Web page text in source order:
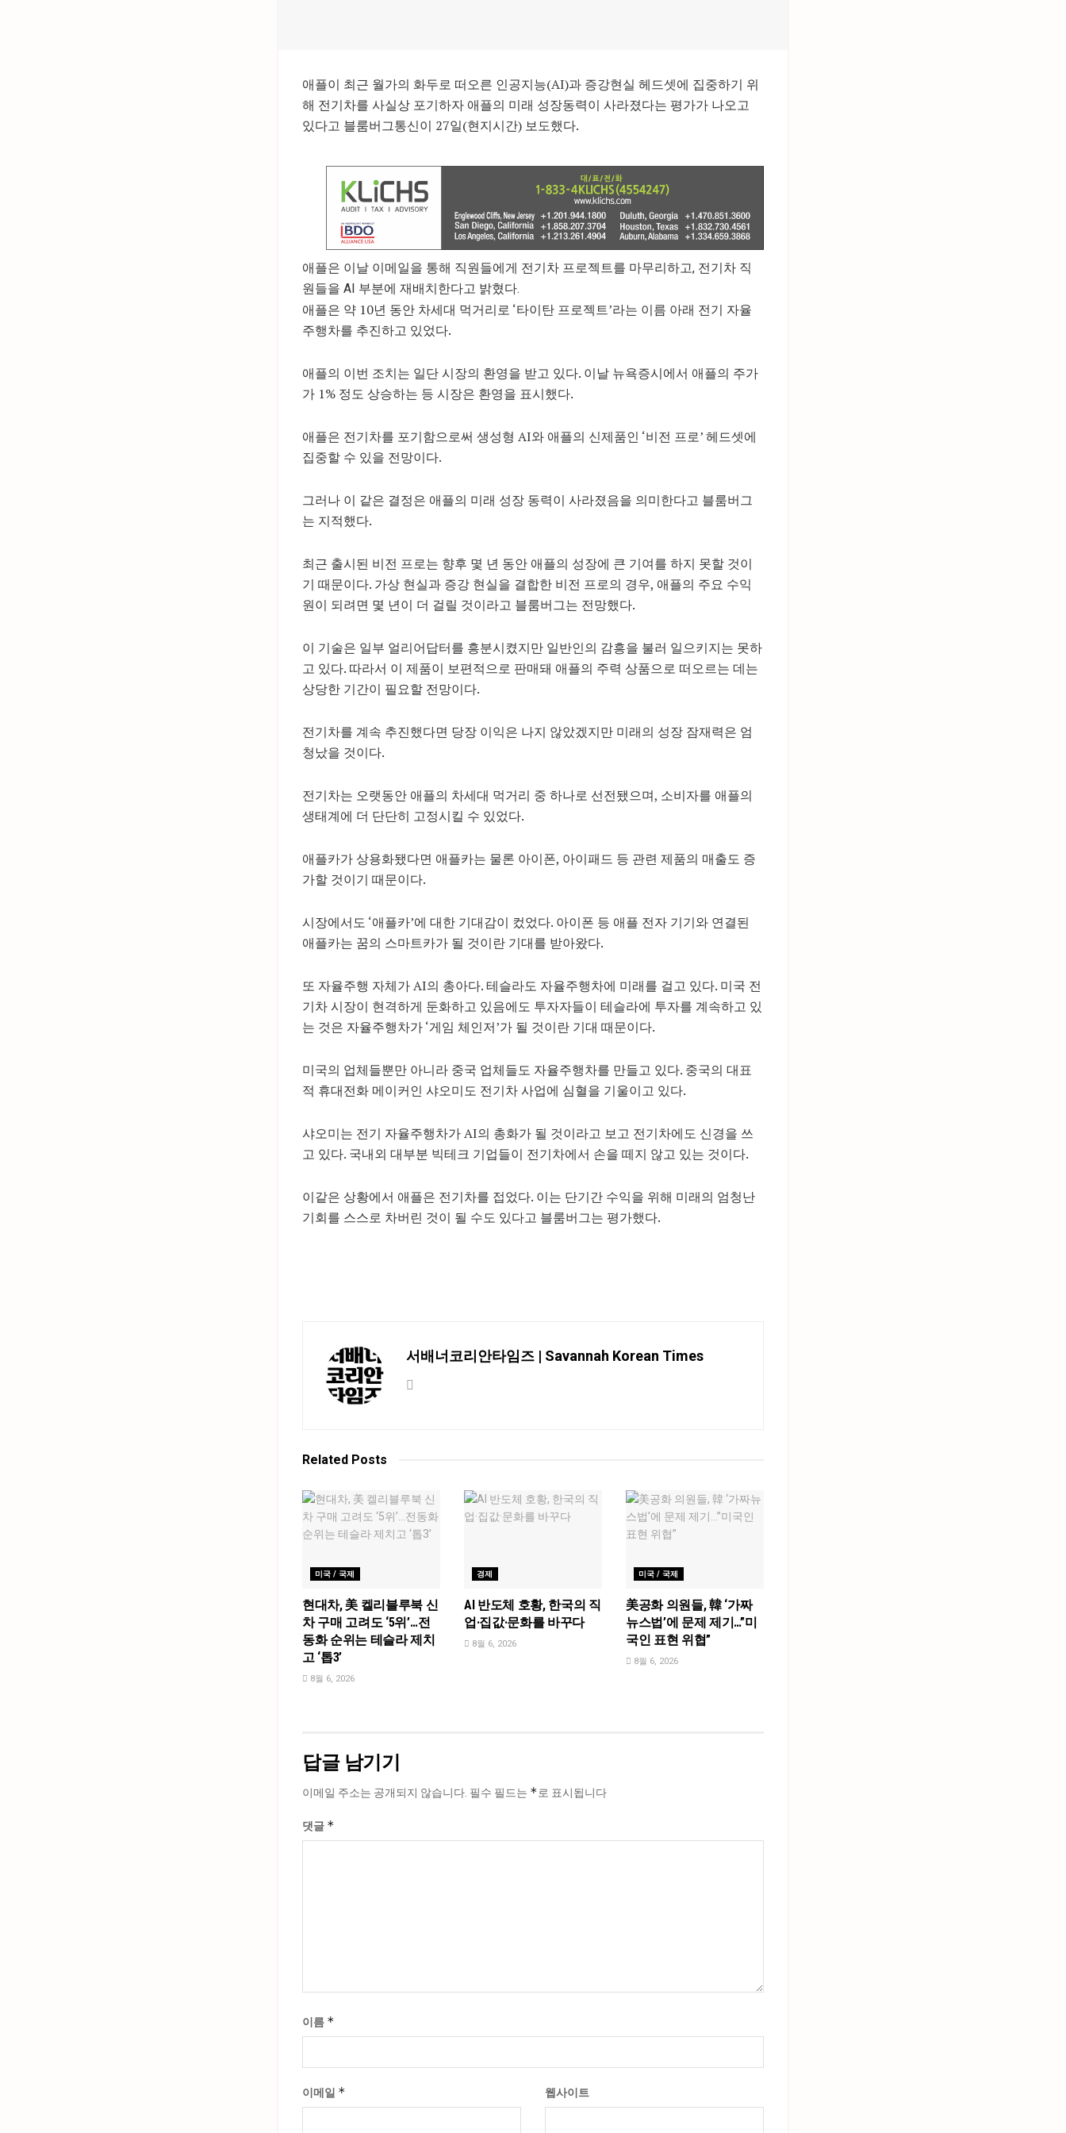
애플이 최근 월가의 화두로 떠오른 인공지능(AI)과 증강현실 헤드셋에 집중하기 위
해 전기차를 사실상 포기하자 애플의 미래 성장동력이 사라졌다는 평가가 나오고
있다고 블룸버그통신이 27일(현지시간) 보도했다.
애플은 이날 이메일을 통해 직원들에게 전기차 프로젝트를 마무리하고, 전기차 직
원들을 AI 부분에 재배치한다고 밝혔다.
애플은 약 10년 동안 차세대 먹거리로 ‘타이탄 프로젝트’라는 이름 아래 전기 자율
주행차를 추진하고 있었다.
애플의 이번 조치는 일단 시장의 환영을 받고 있다. 이날 뉴욕증시에서 애플의 주가
가 1% 정도 상승하는 등 시장은 환영을 표시했다.
애플은 전기차를 포기함으로써 생성형 AI와 애플의 신제품인 ‘비전 프로’ 헤드셋에
집중할 수 있을 전망이다.
그러나 이 같은 결정은 애플의 미래 성장 동력이 사라졌음을 의미한다고 블룸버그
는 지적했다.
최근 출시된 비전 프로는 향후 몇 년 동안 애플의 성장에 큰 기여를 하지 못할 것이
기 때문이다. 가상 현실과 증강 현실을 결합한 비전 프로의 경우, 애플의 주요 수익
원이 되려면 몇 년이 더 걸릴 것이라고 블룸버그는 전망했다.
이 기술은 일부 얼리어답터를 흥분시켰지만 일반인의 감흥을 불러 일으키지는 못하
고 있다. 따라서 이 제품이 보편적으로 판매돼 애플의 주력 상품으로 떠오르는 데는
상당한 기간이 필요할 전망이다.
전기차를 계속 추진했다면 당장 이익은 나지 않았겠지만 미래의 성장 잠재력은 엄
청났을 것이다.
전기차는 오랫동안 애플의 차세대 먹거리 중 하나로 선전됐으며, 소비자를 애플의
생태계에 더 단단히 고정시킬 수 있었다.
애플카가 상용화됐다면 애플카는 물론 아이폰, 아이패드 등 관련 제품의 매출도 증
가할 것이기 때문이다.
시장에서도 ‘애플카’에 대한 기대감이 컸었다. 아이폰 등 애플 전자 기기와 연결된
애플카는 꿈의 스마트카가 될 것이란 기대를 받아왔다.
또 자율주행 자체가 AI의 총아다. 테슬라도 자율주행차에 미래를 걸고 있다. 미국 전
기차 시장이 현격하게 둔화하고 있음에도 투자자들이 테슬라에 투자를 계속하고 있
는 것은 자율주행차가 ‘게임 체인저’가 될 것이란 기대 때문이다.
미국의 업체들뿐만 아니라 중국 업체들도 자율주행차를 만들고 있다. 중국의 대표
적 휴대전화 메이커인 샤오미도 전기차 사업에 심혈을 기울이고 있다.
샤오미는 전기 자율주행차가 AI의 총화가 될 것이라고 보고 전기차에도 신경을 쓰
고 있다. 국내외 대부분 빅테크 기업들이 전기차에서 손을 떼지 않고 있는 것이다.
이같은 상황에서 애플은 전기차를 접었다. 이는 단기간 수익을 위해 미래의 엄청난
기회를 스스로 차버린 것이 될 수도 있다고 블룸버그는 평가했다.
서배너코리안타임즈 | Savannah Korean Times
Related Posts
미국 / 국제
현대차, 美 켈리블루북 신
차 구매 고려도 ‘5위’…전
동화 순위는 테슬라 제치
고 ‘톱3’
8월 6, 2026
경제
AI 반도체 호황, 한국의 직
업·집값·문화를 바꾸다
8월 6, 2026
미국 / 국제
美공화 의원들, 韓 ‘가짜
뉴스법’에 문제 제기…”미
국인 표현 위협”
8월 6, 2026
답글 남기기
이메일 주소는 공개되지 않습니다. 필수 필드는 *로 표시됩니다
댓글 *
이름 *
이메일 * 웹사이트